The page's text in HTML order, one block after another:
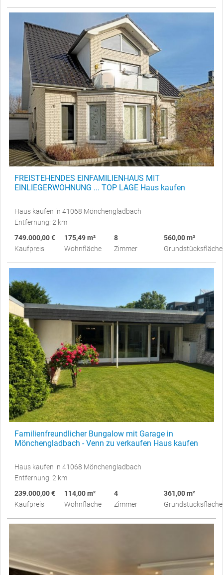
FREISTEHENDES EINFAMILIENHAUS MIT
EINLIEGERWOHNUNG ... TOP LAGE Haus kaufen
Haus kaufen in 41068 Mönchengladbach
Entfernung: 2 km
749.000,00 €
Kaufpreis
175,49 m²
Wohnfläche
8
Zimmer
560,00 m²
Grundstücksfläche
Familienfreundlicher Bungalow mit Garage in
Mönchengladbach - Venn zu verkaufen Haus kaufen
Haus kaufen in 41068 Mönchengladbach
Entfernung: 2 km
239.000,00 €
Kaufpreis
114,00 m²
Wohnfläche
4
Zimmer
361,00 m²
Grundstücksfläche